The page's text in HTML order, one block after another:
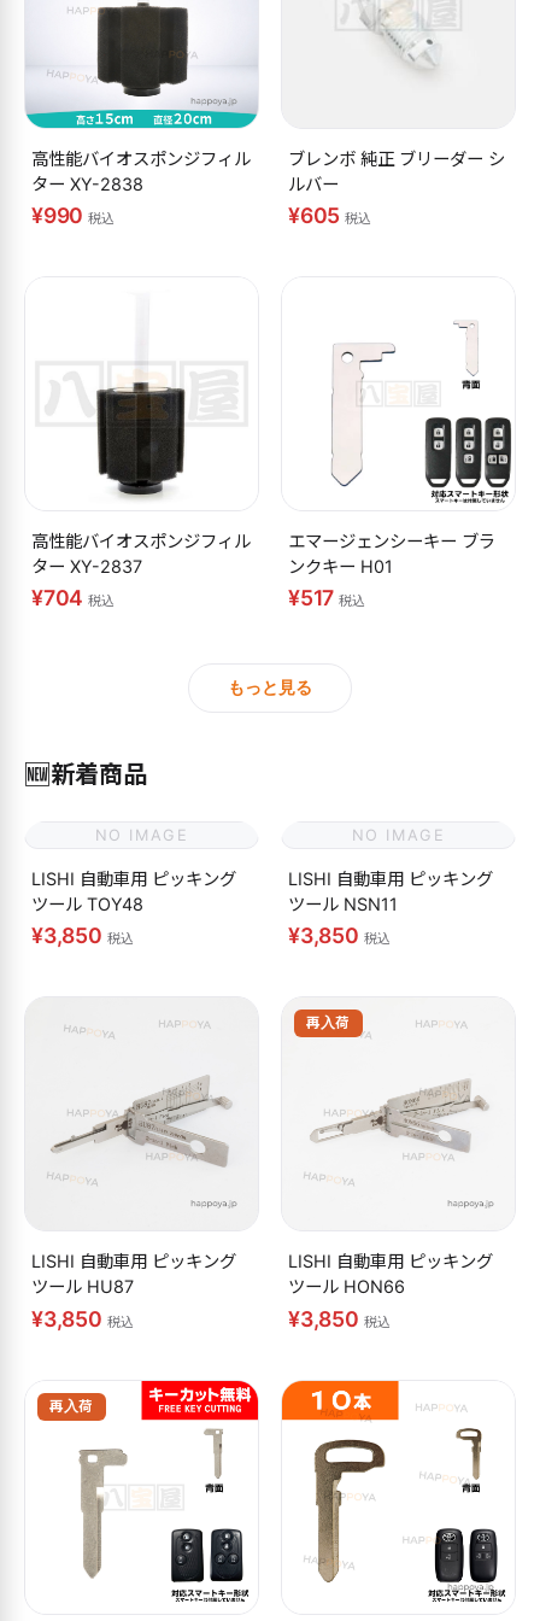
高性能バイオスポンジフィル
ター XY-2838
¥990税込
ブレンボ 純正 ブリーダー シ
ルバー
¥605税込
高性能バイオスポンジフィル
ター XY-2837
¥704税込
エマージェンシーキー ブラ
ンクキー H01
¥517税込
もっと見る
🆕新着商品
NO IMAGE
LISHI 自動車用 ピッキング
ツール TOY48
¥3,850 税込
NO IMAGE
LISHI 自動車用 ピッキング
ツール NSN11
¥3,850 税込
LISHI 自動車用 ピッキング
ツール HU87
¥3,850 税込
再入荷
LISHI 自動車用 ピッキング
ツール HON66
¥3,850 税込
再入荷